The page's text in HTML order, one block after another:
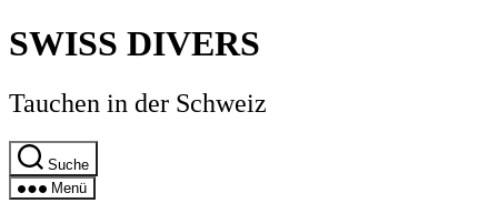
Direkt
zum
wechseln
SWISS DIVERS
Tauchen in der Schweiz
Suche
Menü